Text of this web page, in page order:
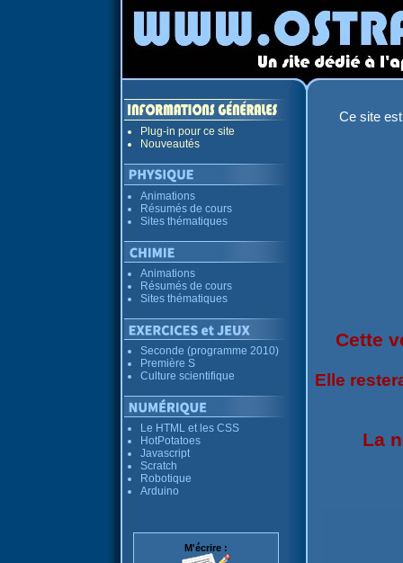
Plug-in pour ce site
Nouveautés
Animations
Résumés de cours
Sites thématiques
Animations
Résumés de cours
Sites thématiques
Seconde (programme 2010)
Première S
Culture scientifique
Le HTML et les CSS
HotPotatoes
Javascript
Scratch
Robotique
Arduino
M'écrire :
Ce site
Cette
Elle
La